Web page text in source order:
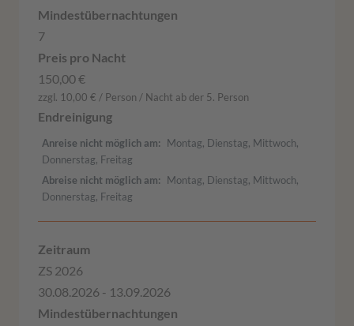
7
150,00 €
zzgl. 10,00 € / Person / Nacht ab der 5. Person
Anreise nicht möglich am
Montag, Dienstag, Mittwoch,
Donnerstag, Freitag
Abreise nicht möglich am
Montag, Dienstag, Mittwoch,
Donnerstag, Freitag
ZS 2026
30.08.2026 - 13.09.2026